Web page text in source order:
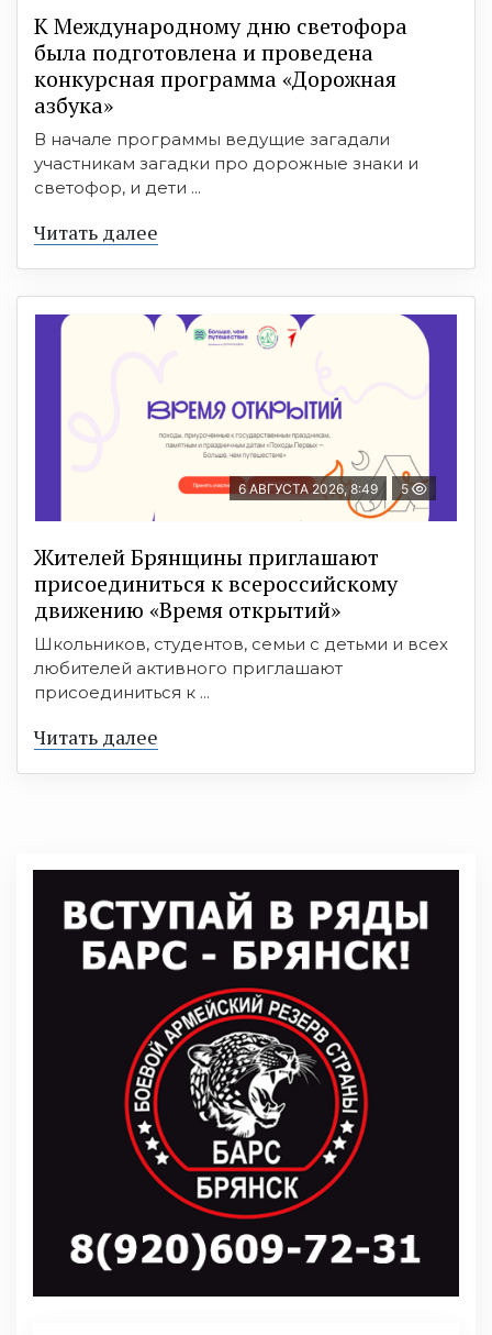
К Международному дню светофора
была подготовлена и проведена
конкурсная программа «Дорожная
азбука»
В начале программы ведущие загадали
участникам загадки про дорожные знаки и
светофор, и дети ...
Читать далее
6 АВГУСТА 2026, 8:49 5
Жителей Брянщины приглашают
присоединиться к всероссийскому
движению «Время открытий»
Школьников, студентов, семьи с детьми и всех
любителей активного приглашают
присоединиться к ...
Читать далее